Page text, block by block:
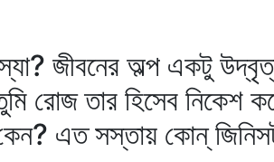
জীবনের অল্প একটু
রোজ তার হিসেব নিকেশ
এত সস্তায় কোন্‌